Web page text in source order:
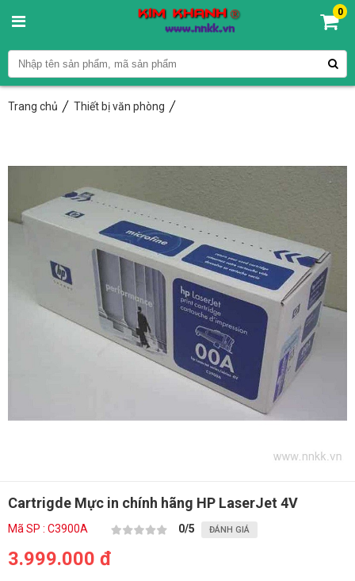
0
Trang chủ Thiết bị văn phòng
Cartrigde Mực in chính hãng HP LaserJet 4V
Mã SP : C3900A 0/5 ĐÁNH GIÁ
3.999.000 đ